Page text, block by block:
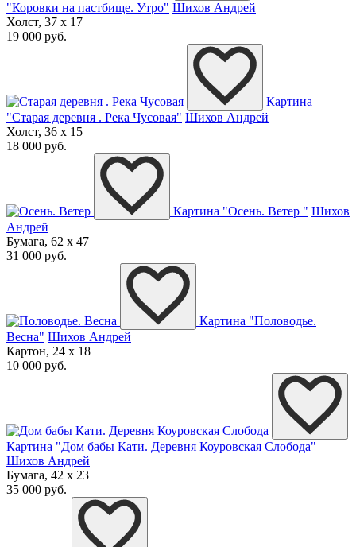
"Коровки на пастбище. Утро" Шихов Андрей
Холст, 37 x 17
19 000 руб.
Картина
"Старая деревня . Река Чусовая" Шихов Андрей
Холст, 36 x 15
18 000 руб.
Картина "Осень. Ветер " Шихов
Андрей
Бумага, 62 x 47
31 000 руб.
Картина "Половодье.
Весна" Шихов Андрей
Картон, 24 x 18
10 000 руб.
Картина "Дом бабы Кати. Деревня Коуровская Слобода"
Шихов Андрей
Бумага, 42 x 23
35 000 руб.